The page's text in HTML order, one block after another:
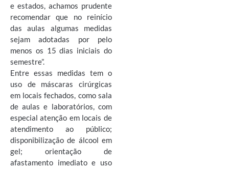
e estados, achamos prudente
recomendar que no reinício
das aulas algumas medidas
sejam adotadas por pelo
menos os 15 dias iniciais do
semestre”.
Entre essas medidas tem o
uso de máscaras cirúrgicas
em locais fechados, como sala
de aulas e laboratórios, com
especial atenção em locais de
atendimento ao público;
disponibilização de álcool em
gel; orientação de
afastamento imediato e uso